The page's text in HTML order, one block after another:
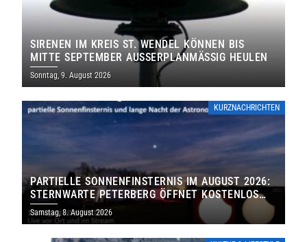
SIRENEN IM KREIS ST. WENDEL KÖNNEN BIS
MITTE SEPTEMBER AUSSERPLANMÄSSIG HEULEN
Sonntag, 9. August 2026
KURZNACHRICHTEN
PARTIELLE SONNENFINSTERNIS IM AUGUST 2026:
STERNWARTE PETERBERG ÖFFNET KOSTENLOS
IHRE TORE
Samstag, 8. August 2026